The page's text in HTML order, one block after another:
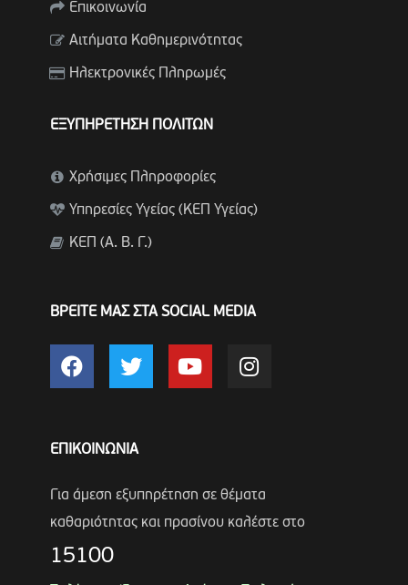
Επικοινωνία
Αιτήματα Καθημερινότητας
Ηλεκτρονικές Πληρωμές
ΕΞΥΠΗΡΕΤΗΣΗ ΠΟΛΙΤΩΝ
Χρήσιμες Πληροφορίες
Υπηρεσίες Υγείας (ΚΕΠ Υγείας)
ΚΕΠ (Α. Β. Γ.)
ΒΡΕΙΤΕ ΜΑΣ ΣΤΑ SOCIAL MEDIA
ΕΠΙΚΟΙΝΩΝΙΑ
Για άμεση εξυπηρέτηση σε θέματα
καθαριότητας και πρασίνου καλέστε στο
15100